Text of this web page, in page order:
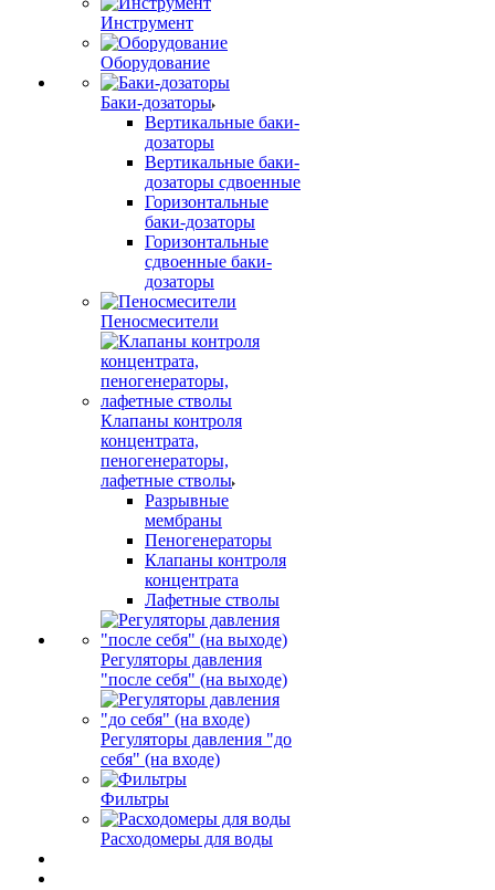
Инструмент
Оборудование
Баки-дозаторы
Вертикальные баки-
дозаторы
Вертикальные баки-
дозаторы сдвоенные
Горизонтальные
баки-дозаторы
Горизонтальные
сдвоенные баки-
дозаторы
Пеносмесители
Клапаны контроля
концентрата,
пеногенераторы,
лафетные стволы
Разрывные
мембраны
Пеногенераторы
Клапаны контроля
концентрата
Лафетные стволы
Регуляторы давления
"после себя" (на выходе)
Регуляторы давления "до
себя" (на входе)
Фильтры
Расходомеры для воды